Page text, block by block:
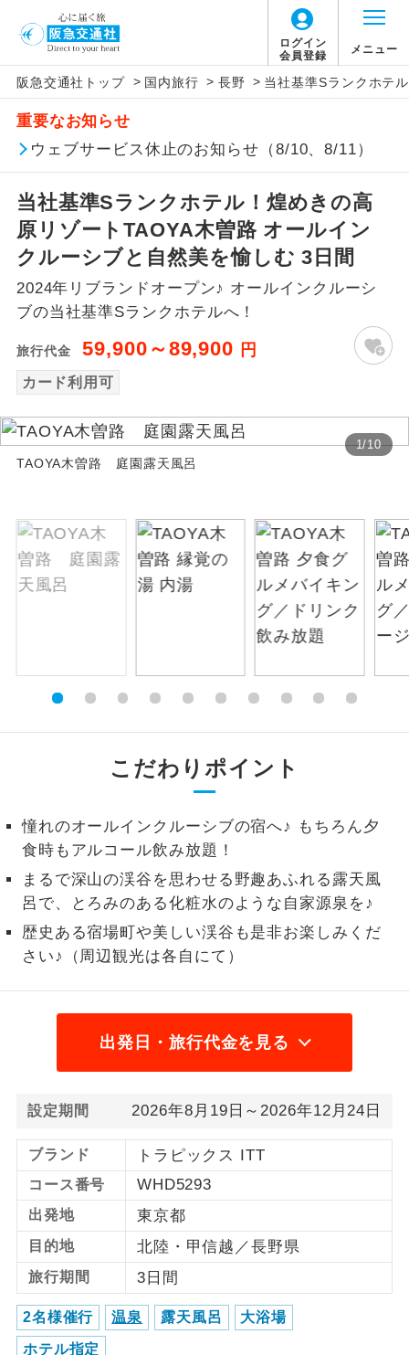
ログイン
会員登録
メニュー
阪急交通社トップ > 国内旅行 > 長野 > 当社基準Sランクホテ
重要なお知らせ
ウェブサービス休止のお知らせ（8/10、8/11）
当社基準Sランクホテル！煌めきの高
原リゾートTAOYA木曽路 オールイン
クルーシブと自然美を愉しむ 3日間
2024年リブランドオープン♪ オールインクルーシ
ブの当社基準Sランクホテルへ！
旅行代金 59,900～89,900 円
カード利用可
1/10
TAOYA木曽路 庭園露天風呂
こだわりポイント
憧れのオールインクルーシブの宿へ♪ もちろん夕
食時もアルコール飲み放題！
まるで深山の渓谷を思わせる野趣あふれる露天風
呂で、とろみのある化粧水のような自家源泉を♪
歴史ある宿場町や美しい渓谷も是非お楽しみくだ
さい♪（周辺観光は各自にて）
出発日・旅行代金を見る
設定期間 2026年8月19日～2026年12月24日
ブランド トラピックス ITT
コース番号 WHD5293
出発地 東京都
目的地 北陸・甲信越／長野県
旅行期間 3日間
2名様催行 温泉 露天風呂 大浴場
ホテル指定
アイコン 説明
添乗員同行
往路出発空港（駅）から復路到着空港
（駅）まで同行します。
現地添乗員同
行
現地到着空港（駅）から最終日出発空港
（駅）まで添乗員が同行します。
バスガイド乗
務
バスガイドが乗務し、車内での観光案内
があります。
世界遺産
絶景 絶景スポットに立ち寄るコースです。
露天風呂
ご宿泊ホテルに露天風呂が付いていま
す。
ご宿泊ホテルに大浴場が付いています。
お部屋食
周りの音を気にせず、ガイドさんの説明
1名様催行
1名様から出発可能な個人型プランで
2名様催行
2名様から出発可能な個人型プランで
す。
おひとり様参
おひとり様限定でご参加いただけるコー
1名様1室同代
1名様1室利用でも追加料金がかからない
コースです。
ご夫婦限定
す。
女性限定
女性限定でご参加いただけるコースで
す。
年齢制限あり
ご参加にあたり年齢に制限があるコース
です。
航空会社指定
利用航空会社が指定なので、ご出発の計
画にとても便利です。
ホテル指定
ご紹介するホテルを指定したコースで